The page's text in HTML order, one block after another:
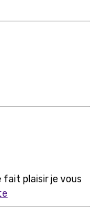
fait plaisir je vous